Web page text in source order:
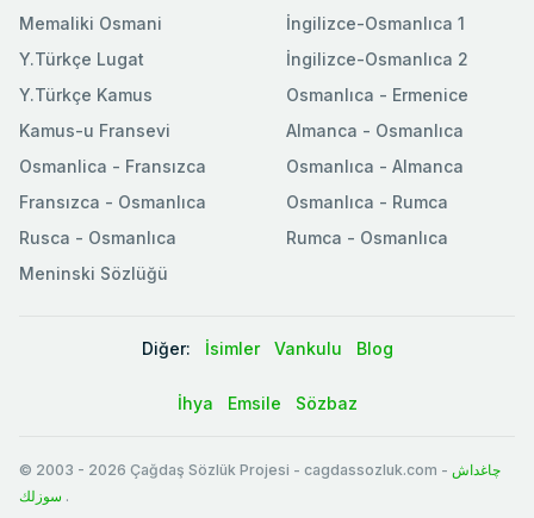
Memaliki Osmani
Y.Türkçe Lugat
Y.Türkçe Kamus
İngilizce-Osmanlıca 1
İngilizce-Osmanlıca 2
Osmanlıca - Ermenice
Kamus-u Fransevi
Osmanlica - Fransızca
Fransızca - Osmanlıca
Rusca - Osmanlıca
Meninski Sözlüğü
Almanca - Osmanlıca
Osmanlıca - Almanca
Osmanlıca - Rumca
Rumca - Osmanlıca
Diğer: İsimler Vankulu Blog
İhya Emsile Sözbaz
© 2003 - 2026 Çağdaş Sözlük Projesi - cagdassozluk.com - چاغداش
سوزلك .